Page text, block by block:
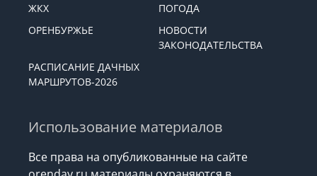
КУЛЬТУРА
СПОРТ
ЖКХ
ПОГОДА
Использование материалов